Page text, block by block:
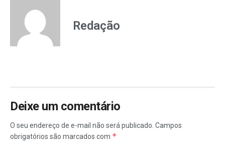
Redação
Deixe um comentário
O seu endereço de e-mail não será publicado. Campos
obrigatórios são marcados com *